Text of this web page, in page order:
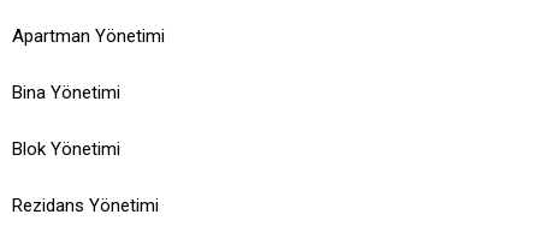
Apartman Yönetimi
Bina Yönetimi
Blok Yönetimi
Rezidans Yönetimi